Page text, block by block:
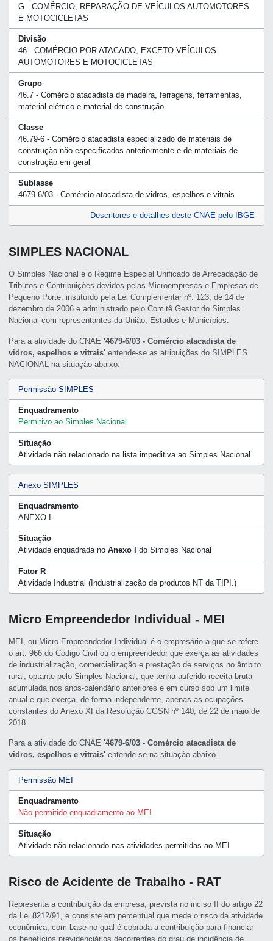
G - COMÉRCIO; REPARAÇÃO DE VEÍCULOS AUTOMOTORES
E MOTOCICLETAS
Divisão
46 - COMÉRCIO POR ATACADO, EXCETO VEÍCULOS
AUTOMOTORES E MOTOCICLETAS
Grupo
46.7 - Comércio atacadista de madeira, ferragens, ferramentas,
material elétrico e material de construção
Classe
46.79-6 - Comércio atacadista especializado de materiais de
construção não especificados anteriormente e de materiais de
construção em geral
Sublasse
4679-6/03 - Comércio atacadista de vidros, espelhos e vitrais
Descritores e detalhes deste CNAE pelo IBGE
SIMPLES NACIONAL
O Simples Nacional é o Regime Especial Unificado de Arrecadação de
Tributos e Contribuições devidos pelas Microempresas e Empresas de
Pequeno Porte, instituído pela Lei Complementar nº. 123, de 14 de
dezembro de 2006 e administrado pelo Comitê Gestor do Simples
Nacional com representantes da União, Estados e Municípios.
Para a atividade do CNAE'4679-6/03 - Comércio atacadista de
vidros, espelhos e vitrais' entende-se as atribuições do SIMPLES
NACIONAL na situação abaixo.
Permissão SIMPLES
Enquadramento
Permitivo ao Simples Nacional
Situação
Atividade não relacionado na lista impeditiva ao Simples Nacional
Anexo SIMPLES
Enquadramento
ANEXO I
Situação
Atividade enquadrada no Anexo I do Simples Nacional
Fator R
Atividade Industrial (Industrialização de produtos NT da TIPI.)
Micro Empreendedor Individual - MEI
MEI, ou Micro Empreendedor Individual é o empresário a que se refere
o art. 966 do Código Civil ou o empreendedor que exerça as atividades
de industrialização, comercialização e prestação de serviços no âmbito
rural, optante pelo Simples Nacional, que tenha auferido receita bruta
acumulada nos anos-calendário anteriores e em curso sob um limite
anual e que exerça, de forma independente, apenas as ocupações
constantes do Anexo XI da Resolução CGSN nº 140, de 22 de maio de
2018.
Para a atividade do CNAE'4679-6/03 - Comércio atacadista de
vidros, espelhos e vitrais' entende-se na situação abaixo.
Permissão MEI
Enquadramento
Não permitido enquadramento ao MEI
Situação
Atividade não relacionado nas atividades permitidas ao MEI
Risco de Acidente de Trabalho - RAT
Representa a contribuição da empresa, prevista no inciso II do artigo 22
da Lei 8212/91, e consiste em percentual que mede o risco da atividade
econômica, com base no qual é cobrada a contribuição para financiar
os benefícios previdenciários decorrentes do grau de incidência de